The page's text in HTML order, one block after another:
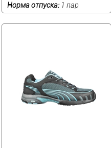
Норма отпуска: 1 пар